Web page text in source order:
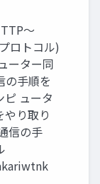
〜
ロトコル)
ーター同
の⼿順を
ュータ
り取り
信の⼿